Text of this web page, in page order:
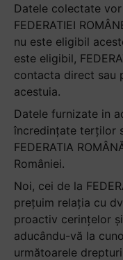
Datele colectate
FEDERATIEI
nu este eligibil
este eligibil,
contacta direct sau
acestuia.
Datele furnizate in
încredințate terților
FEDERATIA
României.
Noi, cei de la
prețuim relația cu
proactiv cerințelor
aducându-vă la
următoarele